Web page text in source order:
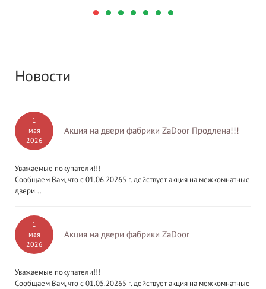
Новости
1
мая
2026
Акция на двери фабрики ZaDoor Продлена!!!
Уважаемые покупатели!!!
Сообщаем Вам, что с 01.06.20265 г. действует акция на межкомнатные
двери...
1
мая
2026
Акция на двери фабрики ZaDoor
Уважаемые покупатели!!!
Сообщаем Вам, что с 01.05.20265 г. действует акция на межкомнатные